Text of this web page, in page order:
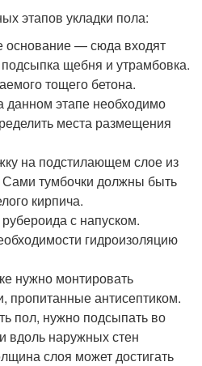
этапов укладки пола:
основание — сюда входят
щебня и утрамбовка.
тощего бетона.
данном этапе необходимо
места размещения
на подстилающем слое из
Сами тумбочки должны быть
кирпича.
с напуском.
гидроизоляцию
нужно монтировать
пропитанные антисептиком.
пол, нужно подсыпать во
вдоль наружных стен
слоя может достигать